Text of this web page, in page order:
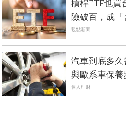
槓桿ETF也買
險破百，成
觀點新聞
汽車到底多
與歐系車保
個人理財